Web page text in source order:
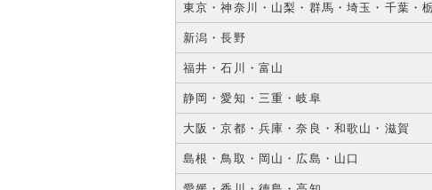
東京・神奈川・山梨・群馬・埼玉・千葉・
新潟・長野
福井・石川・富山
静岡・愛知・三重・岐阜
大阪・京都・兵庫・奈良・和歌山・滋賀
島根・鳥取・岡山・広島・山口